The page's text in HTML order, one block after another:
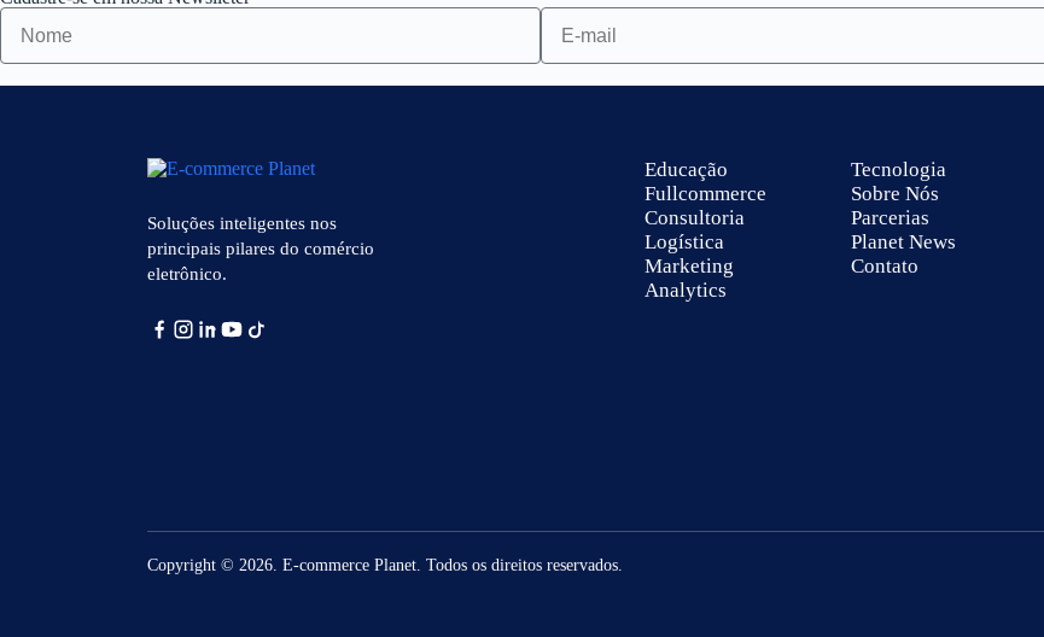
Soluções inteligentes nos
principais pilares do comércio
eletrônico.
Educação
Fullcommerce
Consultoria
Logística
Marketing
Analytics
Tecnologia
Sobre Nós
Parcerias
Planet News
Contato
Copyright © 2026. E-commerce Planet. Todos os direitos reservados.